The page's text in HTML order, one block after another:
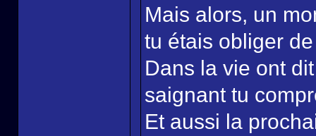
Mais alors, un
tu étais obliger
Dans la vie ont
saignant tu
Et aussi la